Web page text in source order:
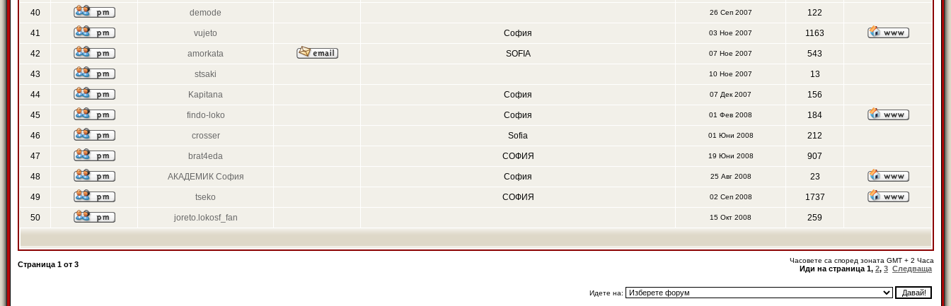
40 demode 26 Сеп 2007 122
41 vujeto София 03 Ное 2007 1163
42 amorkata SOFIA 07 Ное 2007 543
43 stsaki 10 Ное 2007 13
44 Kapitana София 07 Дек 2007 156
45 findo-loko София 01 Фев 2008 184
46 crosser Sofia 01 Юни 2008 212
47 brat4eda СОФИЯ 19 Юни 2008 907
48 АКАДЕМИК София София 25 Авг 2008 23
49 tseko СОФИЯ 02 Сеп 2008 1737
50 joreto.lokosf_fan 15 Окт 2008 259
Страница 1 от 3 Часовете са според зоната GMT + 2 Часа
Иди на страница 1, 2, 3 Следваща
Идете на: